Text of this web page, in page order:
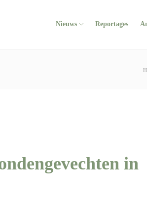
Nieuws Reportages
in